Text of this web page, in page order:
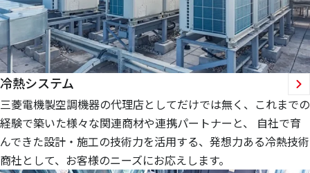
冷熱システム
三菱電機製空調機器の代理店としてだけでは無く、これまでの
経験で築いた様々な関連商材や連携パートナーと、 自社で育
んできた設計・施工の技術力を活用する、発想力ある冷熱技術
商社として、お客様のニーズにお応えします。